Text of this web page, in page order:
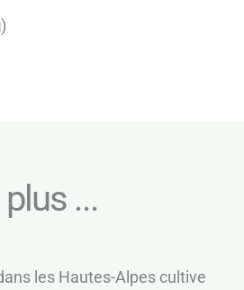
...
les Hautes-Alpes cultive